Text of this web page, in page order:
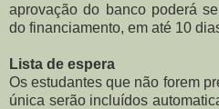
aprovação do banco poderá
do financiamento, em até 10
Lista de espera
Os estudantes que não forem
única serão incluídos